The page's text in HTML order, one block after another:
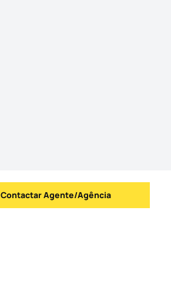
Enviar mensagem
Contactar Agente/Agência